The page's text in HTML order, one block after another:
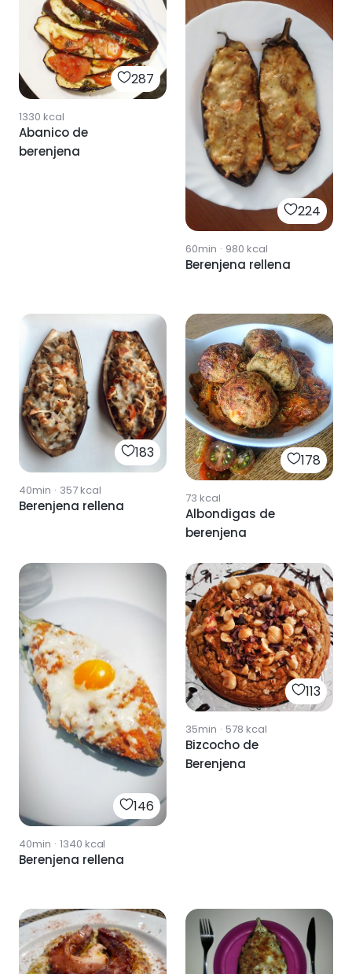
287
1330 kcal
Abanico de
berenjena
224
60min · 980 kcal
Berenjena rellena
183
40min · 357kcal
Berenjena rellena
178
73 kcal
Albondigas de
berenjena
146
40min · 1340 kcal
Berenjena rellena
113
35min · 578 kcal
Bizcocho de
Berenjena